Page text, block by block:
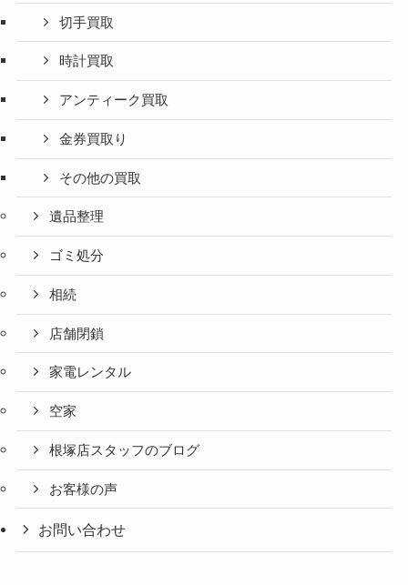
切手買取
時計買取
アンティーク買取
金券買取り
その他の買取
遺品整理
ゴミ処分
相続
店舗閉鎖
家電レンタル
空家
根塚店スタッフのブログ
お客様の声
お問い合わせ